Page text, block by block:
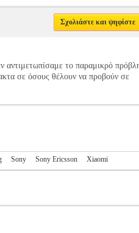
Σχολιάστε και ψηφίστε
αντιμετωπίσαμε το παραμικρό
σε όσους θέλουν να προβούν σε
Sony Sony Ericsson Xiaomi